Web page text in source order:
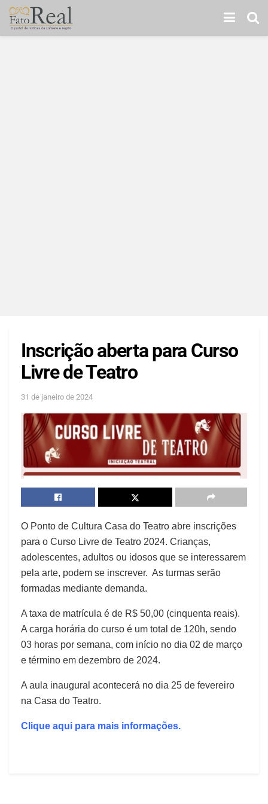
Inscrição aberta para Curso
Livre de Teatro
31 de janeiro de 2024
O Ponto de Cultura Casa do Teatro abre inscrições
para o Curso Livre de Teatro 2024. Crianças,
adolescentes, adultos ou idosos que se interessarem
pela arte, podem se inscrever. As turmas serão
formadas mediante demanda.
A taxa de matrícula é de R$ 50,00 (cinquenta reais).
A carga horária do curso é um total de 120h, sendo
03 horas por semana, com início no dia 02 de março
e término em dezembro de 2024.
A aula inaugural acontecerá no dia 25 de fevereiro
na Casa do Teatro.
Clique aqui para mais informações.